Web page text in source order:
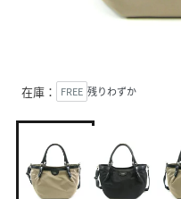
在庫： FREE 残りわずか